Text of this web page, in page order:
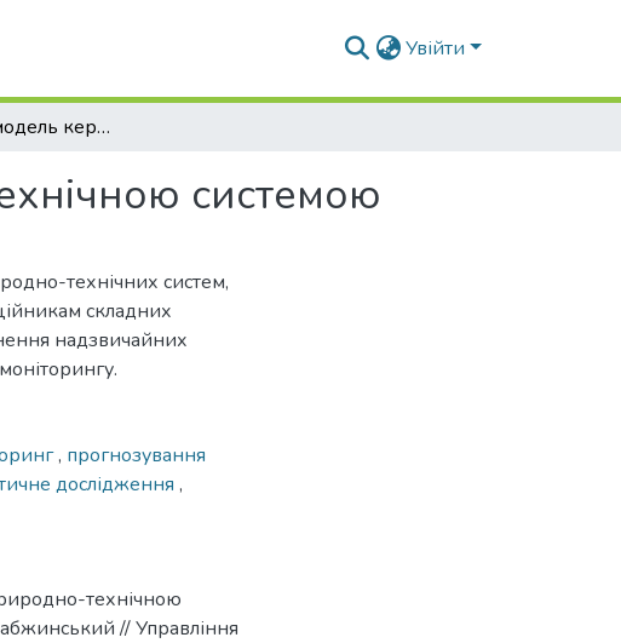
Увійти
Марковська модель керування природно-технічною системою
системою
технічних систем,
складних
надзвичайних
, прогнозування
дослідження ,
технічною
// Управління